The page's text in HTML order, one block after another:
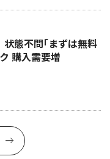
態不問｢まずは無料
購入需要増